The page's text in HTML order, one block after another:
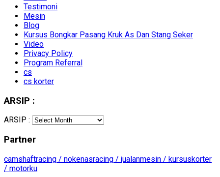
Testimoni
Mesin
Blog
Kursus Bongkar Pasang Kruk As Dan Stang Seker
Video
Privacy Policy
Program Referral
cs
cs korter
ARSIP :
ARSIP :
Partner
camshaftracing / nokenasracing / jualanmesin / kursuskorter
/ motorku